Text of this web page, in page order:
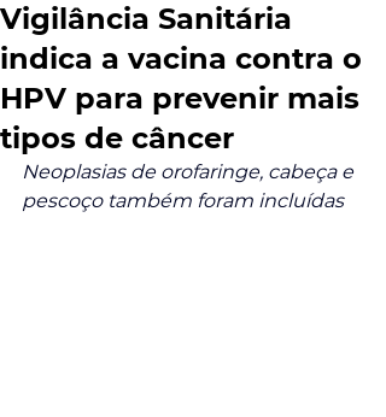
Vigilância Sanitária
indica a vacina contra o
HPV para prevenir mais
tipos de câncer
Neoplasias de orofaringe, cabeça e
pescoço também foram incluídas